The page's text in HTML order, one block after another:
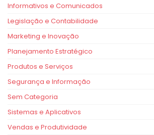
Informativos e Comunicados
Legislação e Contabilidade
Marketing e Inovação
Planejamento Estratégico
Produtos e Serviços
Segurança e Informação
Sem Categoria
Sistemas e Aplicativos
Vendas e Produtividade